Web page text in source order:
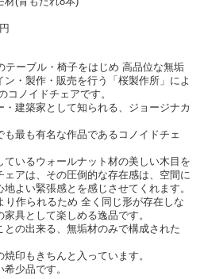
テーブル・椅子をはじめ 高品位な無垢
・製作・販売を行う「桜製作所」によ
コノイドチェアです。
建築家として知られる、ジョージナカ
最も有名な作品であるコノイドチェ
いるウォールナット材の美しい木目を
アは、その圧倒的な存在感は、空間に
よい緊張感とを感じさせてくれます。
り作られるため 全く同じ形が存在しな
具として楽しめる逸品です。
の出来る、無垢材のみで構成された
印もきちんと入っています。
少品です。